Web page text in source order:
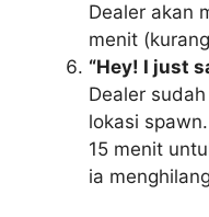
Dealer akan
menit
“Hey! I just
Dealer
lokasi
15 menit
ia